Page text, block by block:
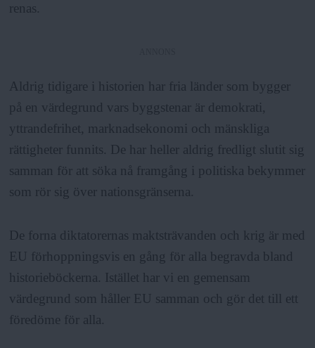
renas.
Aldrig tidigare i historien har fria länder som bygger
på en värdegrund vars byggstenar är demokrati,
yttrandefrihet, marknadsekonomi och mänskliga
rättigheter funnits. De har heller aldrig fredligt slutit sig
samman för att söka nå framgång i politiska bekymmer
som rör sig över nationsgränserna.
De forna diktatorernas maktsträvanden och krig är med
EU förhoppningsvis en gång för alla begravda bland
historieböckerna. Istället har vi en gemensam
värdegrund som håller EU samman och gör det till ett
föredöme för alla.